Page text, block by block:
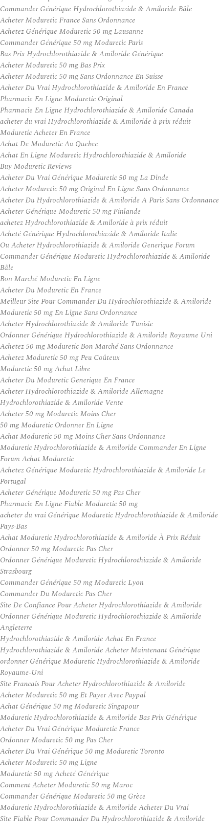
Commander Générique Hydrochlorothiazide & Amiloride Bâle
Acheter Moduretic France Sans Ordonnance
Achetez Générique Moduretic 50 mg Lausanne
Commander Générique 50 mg Moduretic Paris
Bas Prix Hydrochlorothiazide & Amiloride Générique
Acheter Moduretic 50 mg Bas Prix
Acheter Moduretic 50 mg Sans Ordonnance En Suisse
Acheter Du Vrai Hydrochlorothiazide & Amiloride En France
Pharmacie En Ligne Moduretic Original
Pharmacie En Ligne Hydrochlorothiazide & Amiloride Canada
acheter du vrai Hydrochlorothiazide & Amiloride à prix réduit
Moduretic Acheter En France
Achat De Moduretic Au Quebec
Achat En Ligne Moduretic Hydrochlorothiazide & Amiloride
Buy Moduretic Reviews
Acheter Du Vrai Générique Moduretic 50 mg La Dinde
Acheter Moduretic 50 mg Original En Ligne Sans Ordonnance
Acheter Du Hydrochlorothiazide & Amiloride A Paris Sans Ordonnance
Acheter Générique Moduretic 50 mg Finlande
achetez Hydrochlorothiazide & Amiloride à prix réduit
Acheté Générique Hydrochlorothiazide & Amiloride Italie
Ou Acheter Hydrochlorothiazide & Amiloride Generique Forum
Commander Générique Moduretic Hydrochlorothiazide & Amiloride
Bâle
Bon Marché Moduretic En Ligne
Acheter Du Moduretic En France
Meilleur Site Pour Commander Du Hydrochlorothiazide & Amiloride
Moduretic 50 mg En Ligne Sans Ordonnance
Acheter Hydrochlorothiazide & Amiloride Tunisie
Ordonner Générique Hydrochlorothiazide & Amiloride Royaume Uni
Achetez 50 mg Moduretic Bon Marché Sans Ordonnance
Achetez Moduretic 50 mg Peu Coûteux
Moduretic 50 mg Achat Libre
Acheter Du Moduretic Generique En France
Acheter Hydrochlorothiazide & Amiloride Allemagne
Hydrochlorothiazide & Amiloride Vente
Acheter 50 mg Moduretic Moins Cher
50 mg Moduretic Ordonner En Ligne
Achat Moduretic 50 mg Moins Cher Sans Ordonnance
Moduretic Hydrochlorothiazide & Amiloride Commander En Ligne
Forum Achat Moduretic
Achetez Générique Moduretic Hydrochlorothiazide & Amiloride Le
Portugal
Acheter Générique Moduretic 50 mg Pas Cher
Pharmacie En Ligne Fiable Moduretic 50 mg
acheter du vrai Générique Moduretic Hydrochlorothiazide & Amiloride
Pays-Bas
Achat Moduretic Hydrochlorothiazide & Amiloride À Prix Réduit
Ordonner 50 mg Moduretic Pas Cher
Ordonner Générique Moduretic Hydrochlorothiazide & Amiloride
Strasbourg
Commander Générique 50 mg Moduretic Lyon
Commander Du Moduretic Pas Cher
Site De Confiance Pour Acheter Hydrochlorothiazide & Amiloride
Ordonner Générique Moduretic Hydrochlorothiazide & Amiloride
Angleterre
Hydrochlorothiazide & Amiloride Achat En France
Hydrochlorothiazide & Amiloride Acheter Maintenant Générique
ordonner Générique Moduretic Hydrochlorothiazide & Amiloride
Royaume-Uni
Site Francais Pour Acheter Hydrochlorothiazide & Amiloride
Acheter Moduretic 50 mg Et Payer Avec Paypal
Achat Générique 50 mg Moduretic Singapour
Moduretic Hydrochlorothiazide & Amiloride Bas Prix Générique
Acheter Du Vrai Générique Moduretic France
Ordonner Moduretic 50 mg Pas Cher
Acheter Du Vrai Générique 50 mg Moduretic Toronto
Acheter Moduretic 50 mg Ligne
Moduretic 50 mg Acheté Générique
Comment Acheter Moduretic 50 mg Maroc
Commander Générique Moduretic 50 mg Grèce
Moduretic Hydrochlorothiazide & Amiloride Acheter Du Vrai
Site Fiable Pour Commander Du Hydrochlorothiazide & Amiloride